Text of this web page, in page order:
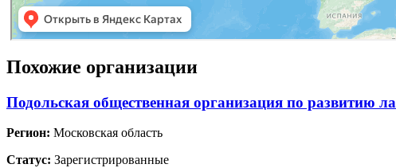
Похожие организации
Подольская общественная организация по развитию
Регион: Московская область
Статус: Зарегистрированные